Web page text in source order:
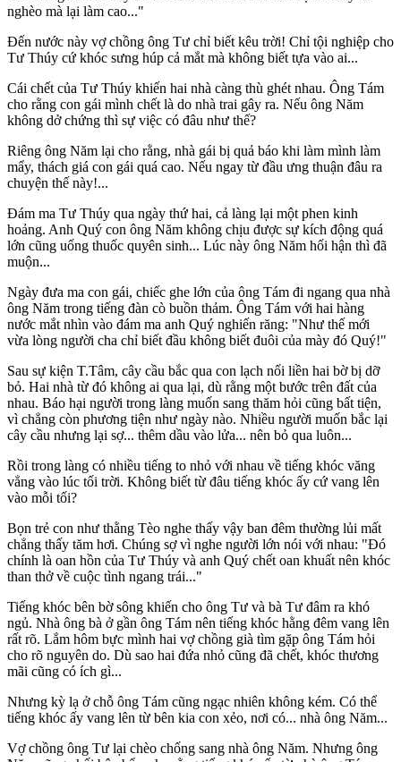
nghèo mà lại làm cao..."
Đến nước này vợ chồng ông Tư chỉ biết kêu trời! Chỉ tội nghiệp cho
Tư Thúy cứ khóc sưng húp cả mắt mà không biết tựa vào ai...
Cái chết của Tư Thúy khiến hai nhà càng thù ghét nhau. Ông Tám
cho rằng con gái mình chết là do nhà trai gây ra. Nếu ông Năm
không dở chứng thì sự việc có đâu như thế?
Riêng ông Năm lại cho rằng, nhà gái bị quả báo khi làm mình làm
mẩy, thách giá con gái quá cao. Nếu ngay từ đầu ưng thuận đâu ra
chuyện thế này!...
Đám ma Tư Thúy qua ngày thứ hai, cả làng lại một phen kinh
hoảng. Anh Quý con ông Năm không chịu được sự kích động quá
lớn cũng uống thuốc quy‌ּên sin‌ּh... Lúc này ông Năm hối hận thì đã
muộn...
Ngày đưa ma con gái, chiếc ghe lớn của ông Tám đi ngang qua nhà
ông Năm trong tiếng đàn cò buồn thảm. Ông Tám với hai hàng
nước mắt nhìn vào đám ma anh Quý nghiến răng: "Như thế mới
vừa lòng người cha chỉ biết đầu không biết đuôi của mày đó Quý!"
Sau sự kiện T.Tâm, cây cầu bắc qua con lạch nối liền hai bờ bị dỡ
bỏ. Hai nhà từ đó không ai qua lại, dù rằng một bước trên đất của
nhau. Báo hại người trong làng muốn sang thăm hỏi cũng bất tiện,
vì chẳng còn phương tiện như ngày nào. Nhiều người muốn bắc lại
cây cầu nhưng lại sợ... thêm dầu vào lửa... nên bỏ qua luôn...
Rồi trong làng có nhiều tiếng to nhỏ với nhau về tiếng khóc văng
vẳng vào lúc tối trời. Không biết từ đâu tiếng khóc ấy cứ vang lên
vào mỗi tối?
Bọn trẻ con như thằng Tèo nghe thấy vậy ban đêm thường lủi mất
chẳng thấy tăm hơi. Chúng sợ vì nghe người lớn nói với nhau: "Đó
chính là oan hồn của Tư Thúy và anh Quý chết oan khuất nên khóc
than thở về cuộc tình ngang trái..."
Tiếng khóc bên bờ sông khiến cho ông Tư và bà Tư đâm ra khó
ngủ. Nhà ông bà ở gần ông Tám nên tiếng khóc hằng đêm vang lên
rất rõ. Lắm hôm bực mình hai vợ chồng già tìm gặp ông Tám hỏi
cho rõ nguyên do. Dù sao hai đứa nhỏ cũng đã chết, khóc thương
mãi cũng có ích gì...
Nhưng kỳ lạ ở chỗ ông Tám cũng ngạc nhiên không kém. Có thể
tiếng khóc ấy vang lên từ bên kia con xẻo, nơi có... nhà ông Năm...
Vợ chồng ông Tư lại chèo chống sang nhà ông Năm. Nhưng ông